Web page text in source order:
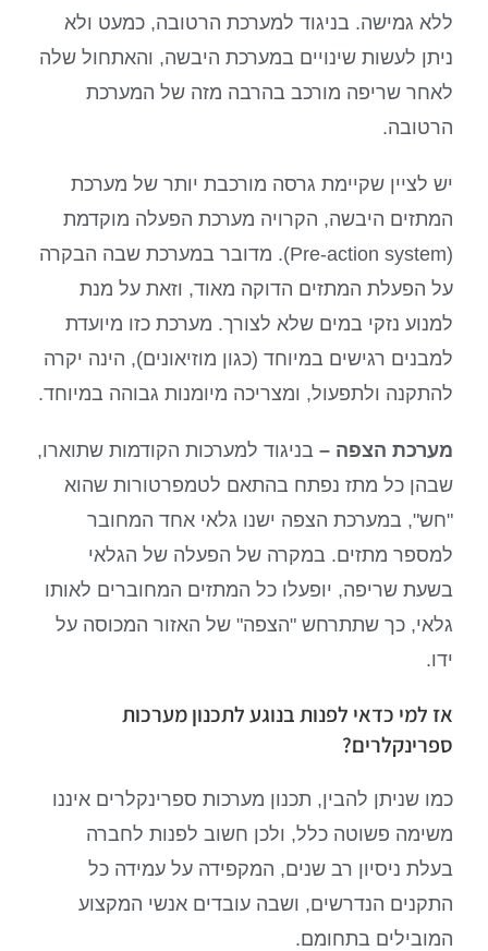
ללא גמישה. בניגוד למערכת הרטובה, כמעט ולא
ניתן לעשות שינויים במערכת היבשה, והאתחול שלה
לאחר שריפה מורכב בהרבה מזה של המערכת
הרטובה.
יש לציין שקיימת גרסה מורכבת יותר של מערכת
המתזים היבשה, הקרויה מערכת הפעלה מוקדמת
(Pre-action system). מדובר במערכת שבה הבקרה
על הפעלת המתזים הדוקה מאוד, וזאת על מנת
למנוע נזקי במים שלא לצורך. מערכת כזו מיועדת
למבנים רגישים במיוחד (כגון מוזיאונים), הינה יקרה
להתקנה ולתפעול, ומצריכה מיומנות גבוהה במיוחד.
מערכת הצפה – בניגוד למערכות הקודמות שתוארו,
שבהן כל מתז נפתח בהתאם לטמפרטורות שהוא
"חש", במערכת הצפה ישנו גלאי אחד המחובר
למספר מתזים. במקרה של הפעלה של הגלאי
בשעת שריפה, יופעלו כל המתזים המחוברים לאותו
גלאי, כך שתתרחש "הצפה" של האזור המכוסה על
ידו.
אז למי כדאי לפנות בנוגע לתכנון מערכות
ספרינקלרים?
כמו שניתן להבין, תכנון מערכות ספרינקלרים איננו
משימה פשוטה כלל, ולכן חשוב לפנות לחברה
בעלת ניסיון רב שנים, המקפידה על עמידה כל
התקנים הנדרשים, ושבה עובדים אנשי המקצוע
המובילים בתחומם.